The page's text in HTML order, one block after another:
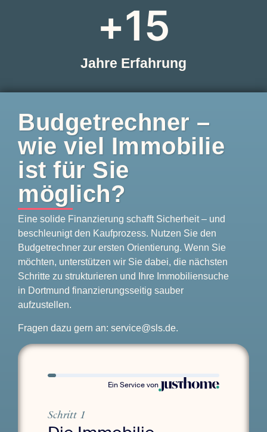
Jahre Erfahrung
+15
Budgetrechner –
wie viel Immobilie
ist für Sie
möglich?
Eine solide Finanzierung schafft Sicherheit – und
beschleunigt den Kaufprozess. Nutzen Sie den
Budgetrechner zur ersten Orientierung. Wenn Sie
möchten, unterstützen wir Sie dabei, die nächsten
Schritte zu strukturieren und Ihre Immobiliensuche
in Dortmund finanzierungsseitig sauber
aufzustellen.
Fragen dazu gern an: service@sls.de.